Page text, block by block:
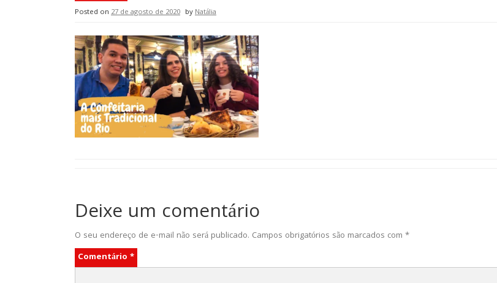
Posted on 27 de agosto de 2020 byNatália
Deixe um comentário
O seu endereço de e-mail não será publicado. Campos obrigatórios são marcados com *
Comentário *